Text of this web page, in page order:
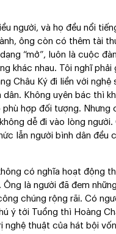
người, và họ đều nổi
ông còn có thêm tài
“mở”, luôn là cuộc
khác nhau. Tôi nghĩ phải
Châu Ký đi liền với
Không uyên bác thì
phù hợp đối tượng. Nhưng
dễ đi vào lòng
lẫn người bình dân đều
có nghĩa hoạt động
là người đã đem
chúng rộng rãi. Có
ý tới Tuồng thì Hoàng
nghệ thuật của hát bội